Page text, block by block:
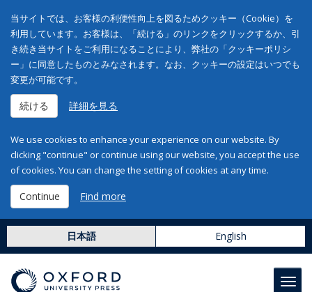
当サイトでは、お客様の利便性向上を図るためクッキー（Cookie）を
利用しています。お客様は、「続ける」のリンクをクリックするか、引
き続き当サイトをご利用になることにより、弊社の「クッキーポリシ
ー」に同意したものとみなされます。なお、クッキーの設定はいつでも
変更が可能です。
続ける 詳細を見る
We use cookies to enhance your experience on our website. By
clicking "continue" or continue using our website, you accept the use
of cookies. You can change the setting of cookies at any time.
Continue Find more
日本語 English